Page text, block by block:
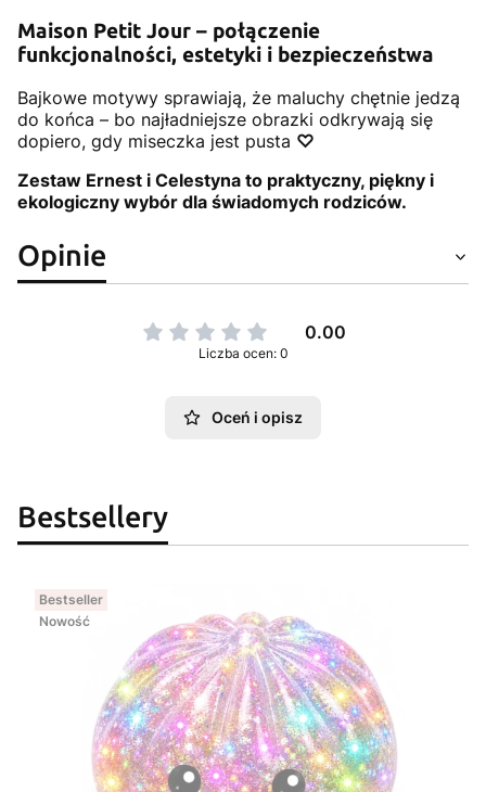
Maison Petit Jour – połączenie
funkcjonalności, estetyki i bezpieczeństwa
Bajkowe motywy sprawiają, że maluchy chętnie jedzą
do końca – bo najładniejsze obrazki odkrywają się
dopiero, gdy miseczka jest pusta ♡
Zestaw Ernest i Celestyna to praktyczny, piękny i
ekologiczny wybór dla świadomych rodziców.
Opinie
0.00
Liczba ocen: 0
Oceń i opisz
Bestsellery
Bestseller
Nowość